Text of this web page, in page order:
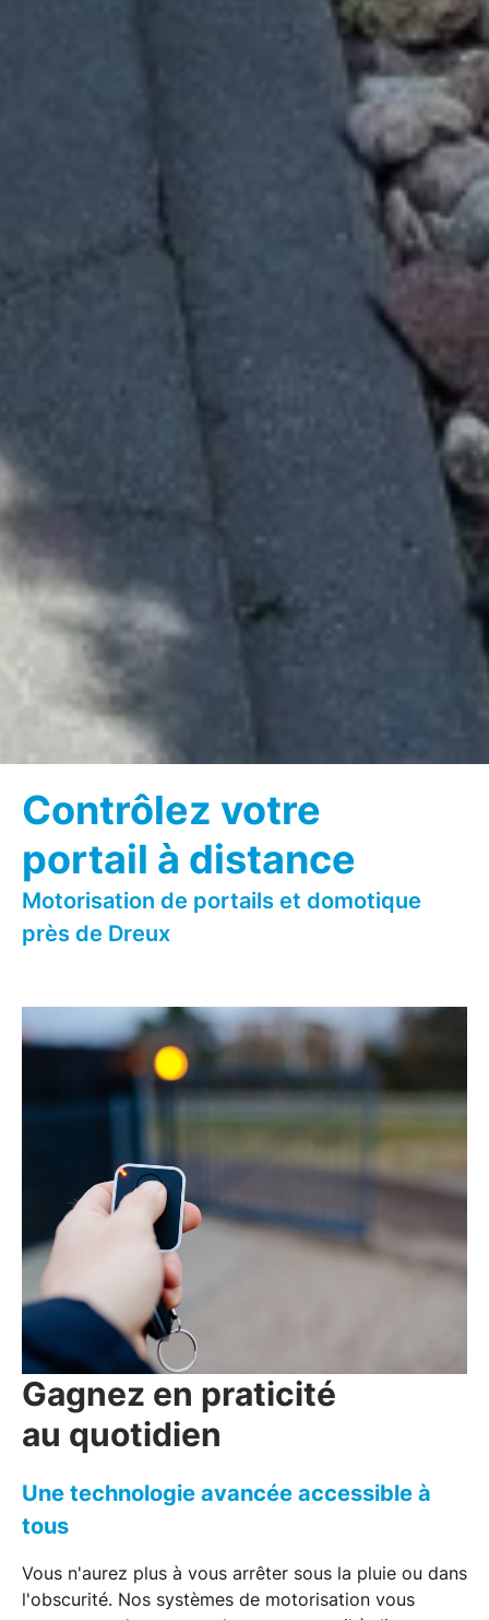
Motorisation de portails et domotique
près de Dreux
Contrôlez votre
portail à distance
Gagnez en praticité
au quotidien
Une technologie avancée accessible à
tous
Vous n'aurez plus à vous arrêter sous la pluie ou dans
l'obscurité. Nos systèmes de motorisation vous